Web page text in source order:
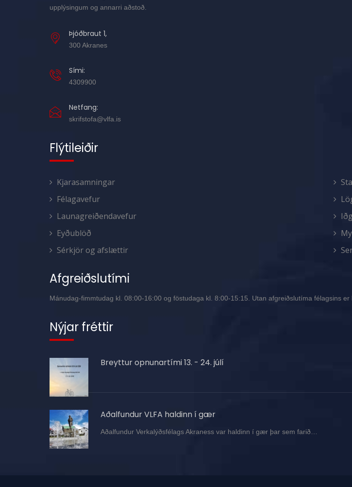
upplýsingum og annarri aðstoð.
Þjóðbraut 1,
300 Akranes
Sími:
4309900
Netfang:
skrifstofa@vlfa.is
Flýtileiðir
Kjarasamningar
Félagavefur
Launagreiðendavefur
Eyðublöð
Sérkjör og afslættir
Afgreiðslutími
Mánudag-fimmtudag kl. 08:00-16:00 og föstudaga kl. 8:00-15:15. Utan afgreiðslutíma félagsins
Nýjar fréttir
Breyttur opnunartími 13. - 24. júlí
Aðalfundur VLFA haldinn í gær
Aðalfundur Verkalýðsfélags Akraness var haldinn í gær þar sem farið…